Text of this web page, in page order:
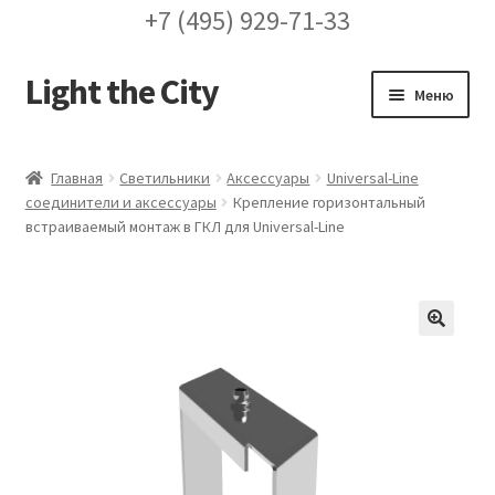
+7 (495) 929-71-33
Перейти
к
Перейти
к
Light the City Меню
FAQ про кронштейны
Заказ проекта освещения
Главная Светильники Аксессуары
Universal-Line
соединители и аксессуары
Крепление горизонтальный
встраиваемый монтаж в ГКЛ для Universal-Line